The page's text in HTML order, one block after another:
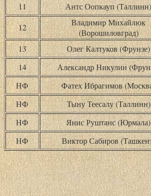
11 Антс Оопкауп (Таллинн)
12
Владимир Михайлюк
(Ворошиловград)
13 Олег Калтуков (Фрунзе)
14
Александр Никулин
НФ
Фатех Ибрагимов
НФ
Тыну Теесалу (Таллинн)
НФ
Янис Руштанс (Юрмала)
НФ
Виктор Сабиров